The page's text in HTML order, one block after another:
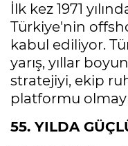
İlk kez 1971
Türkiye'nin
kabul ediliyor.
yarış, yıllar
stratejiyi, ekip
platformu
55. YILDA